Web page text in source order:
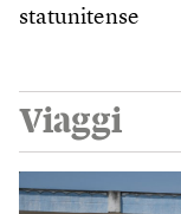
statunitense
Viaggi